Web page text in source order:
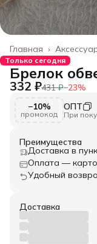
Главная ›
Только сегодня
Брелок
332 ₽431 ₽−23%
−10%
промокод
ОПТ
При
Преимущества
Доставка в
Оплата —
Удобный
Доставка